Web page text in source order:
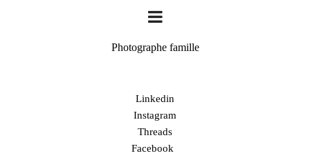
Photographe famille
Linkedin
Instagram
Threads
Facebook